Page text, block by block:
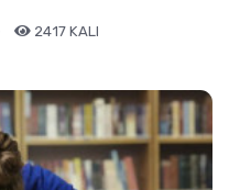
2417 KALI